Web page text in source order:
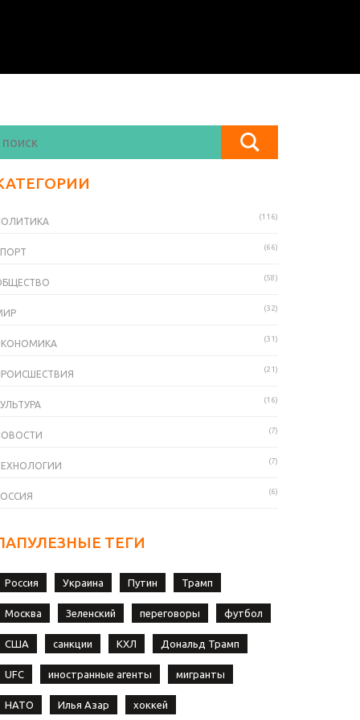
(116)
(66)
(58)
(32)
(31)
(21)
(16)
(7)
(7)
(6)
ТЕГИ
Россия Украина Путин Трамп
Москва Зеленский переговоры футбол
США санкции КХЛ Дональд Трамп
UFC иностранные агенты мигранты
НАТО Илья Азар хоккей